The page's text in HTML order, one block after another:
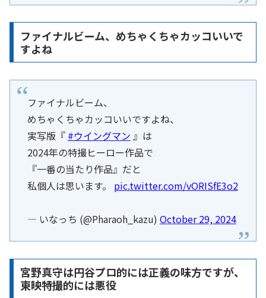
ファイナルビーム、めちゃくちゃカッコいいで
すよね
ファイナルビーム、
めちゃくちゃカッコいいですよね、
実写版『 #ウイングマン 』は
2024年の特撮ヒーロー作品で
『一番の当たり作品』だと
私個人は思います。 pic.twitter.com/vORISfE3o2
— いなっち (@Pharaoh_kazu) October 29, 2024
宮野真守は円谷プロ的には正義の味方ですが、
東映特撮的には悪役